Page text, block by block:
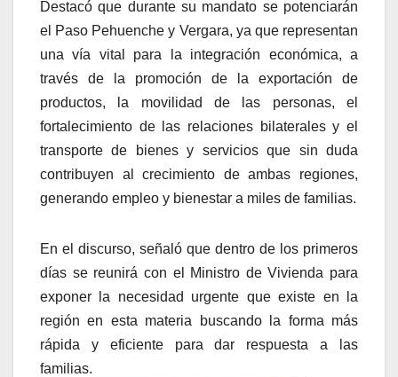
Destacó que durante su mandato se potenciarán
el Paso Pehuenche y Vergara, ya que representan
una vía vital para la integración económica, a
través de la promoción de la exportación de
productos, la movilidad de las personas, el
fortalecimiento de las relaciones bilaterales y el
transporte de bienes y servicios que sin duda
contribuyen al crecimiento de ambas regiones,
generando empleo y bienestar a miles de familias.
En el discurso, señaló que dentro de los primeros
días se reunirá con el Ministro de Vivienda para
exponer la necesidad urgente que existe en la
región en esta materia buscando la forma más
rápida y eficiente para dar respuesta a las
familias.